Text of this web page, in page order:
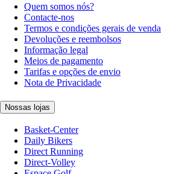
Quem somos nós?
Contacte-nos
Termos e condições gerais de venda
Devoluções e reembolsos
Informação legal
Meios de pagamento
Tarifas e opções de envio
Nota de Privacidade
Nossas lojas
Basket-Center
Daily Bikers
Direct Running
Direct-Volley